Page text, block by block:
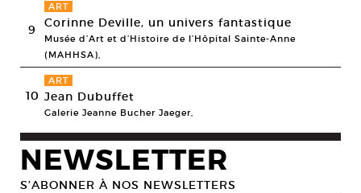
9
ART
Corinne Deville, un univers fantastique
Musée d’Art et d’Histoire de l’Hôpital Sainte-Anne
(MAHHSA),
10
ART
Jean Dubuffet
Galerie Jeanne Bucher Jaeger,
NEWSLETTER
S’ABONNER À NOS NEWSLETTERS